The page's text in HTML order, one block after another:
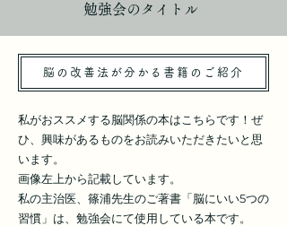
勉強会のタイトル
脳の改善法が分かる書籍のご紹介
私がおススメする脳関係の本はこちらです！ぜ
ひ、興味があるものをお読みいただきたいと思
います。
画像左上から記載しています。
私の主治医、篠浦先生のご著書「脳にいい5つの
習慣」は、勉強会にて使用している本です。